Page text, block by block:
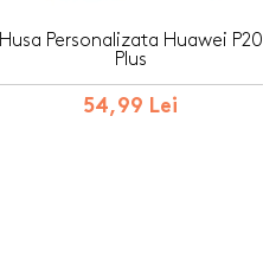
Husa Personalizata Huawei P20
Plus
54,99 Lei